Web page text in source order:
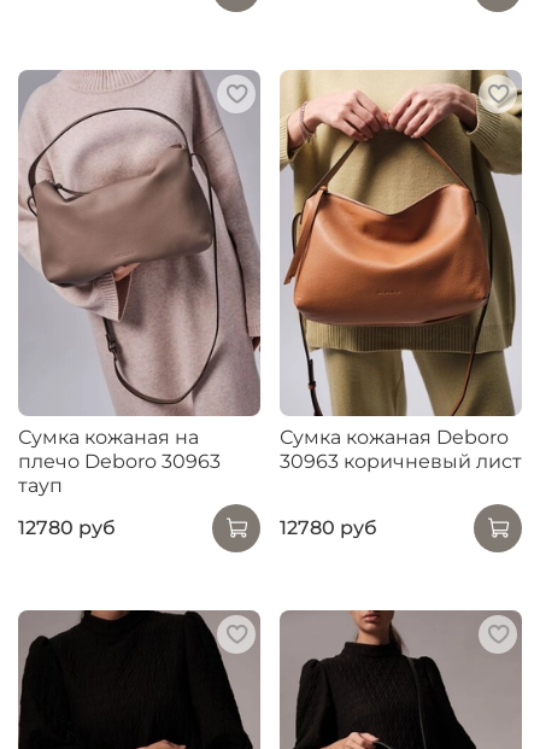
Сумка кожаная на
плечо Deboro 30963
тауп
12780 руб
Сумка кожаная Deboro
30963 коричневый лист
12780 руб